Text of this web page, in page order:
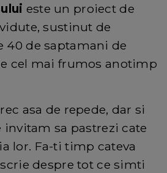
este un proiect de
sustinut de
40 de saptamani de
cel mai frumos anotimp
asa de repede, dar si
invitam sa pastrezi cate
lor. Fa-ti timp cateva
despre tot ce simti